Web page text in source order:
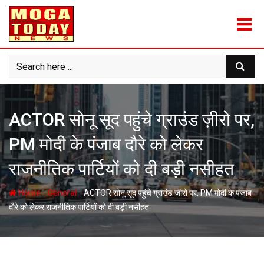
Skip
content
ACTOR सोनू सूद पहुंचे ग्राउंड ज़ीरो पर,
PM मोदी के पंजाब दौरे को लेकर
राजनीतिक पार्टियों को दी बड़ी नसीहत
Home-General-ACTOR सोनू सूद पहुंचे ग्राउंड ज़ीरो पर, PM मोदी के पंजाब
दौरे को लेकर राजनीतिक पार्टियों को दी बड़ी नसीहत